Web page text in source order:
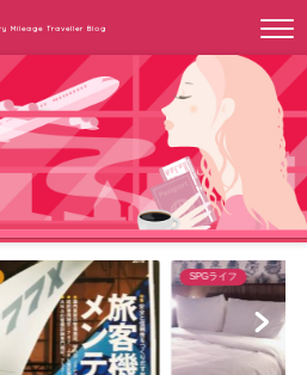
Mileage Traveller Blog
SPGライフ